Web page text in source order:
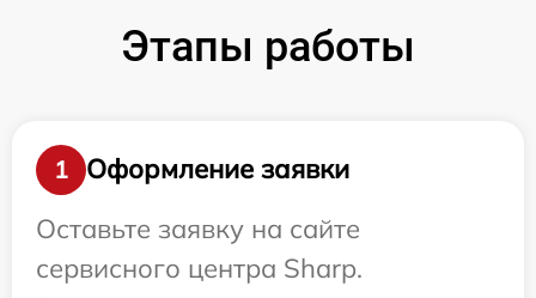
Этапы работы
1
Оформление заявки
Оставьте заявку на сайте
сервисного центра Sharp.